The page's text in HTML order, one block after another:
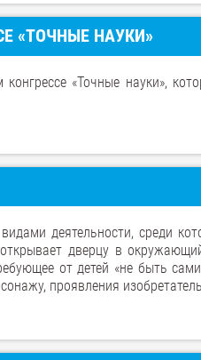
«ТОЧНЫЕ НАУКИ»
«Точные науки»,
деятельности, среди
дверцу в
от детей «не быть
проявления